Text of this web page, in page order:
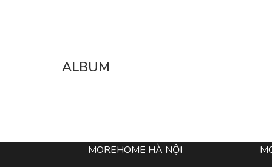
ALBUM
MOREHOME HÀ NỘI